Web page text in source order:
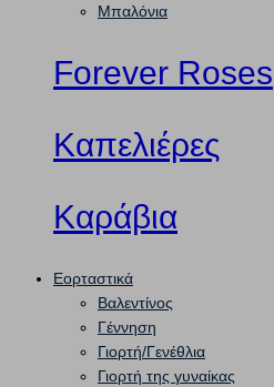
Μπαλόνια
Forever Roses
Καπελιέρες
Καράβια
Εορταστικά
Βαλεντίνος
Γέννηση
Γιορτή/Γενέθλια
Γιορτή της γυναίκας